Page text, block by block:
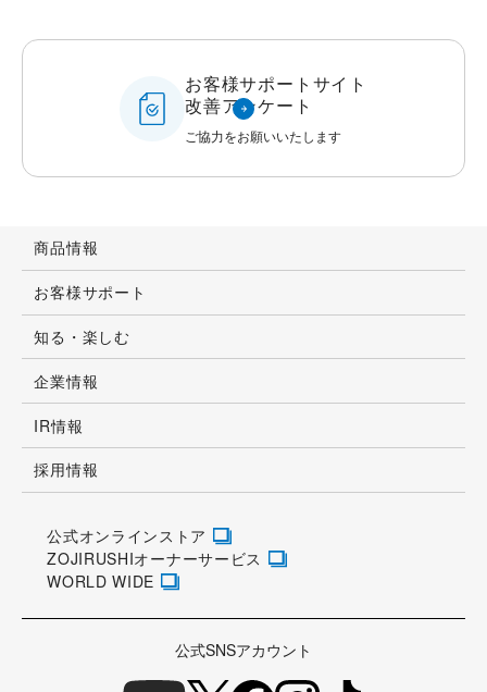
お客様サポートサイト
改善アンケート
ご協力をお願いいたします
商品情報
お客様サポート
知る・楽しむ
企業情報
IR情報
採用情報
公式オンラインストア
ZOJIRUSHIオーナーサービス
WORLD WIDE
公式SNSアカウント